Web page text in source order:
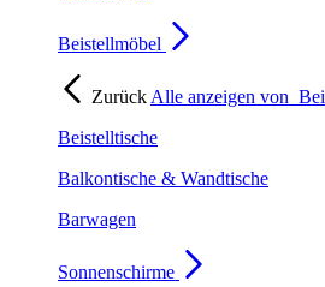
Beistellmöbel
Zurück Alle anzeigen von
Beistelltische
Balkontische & Wandtische
Barwagen
Sonnenschirme